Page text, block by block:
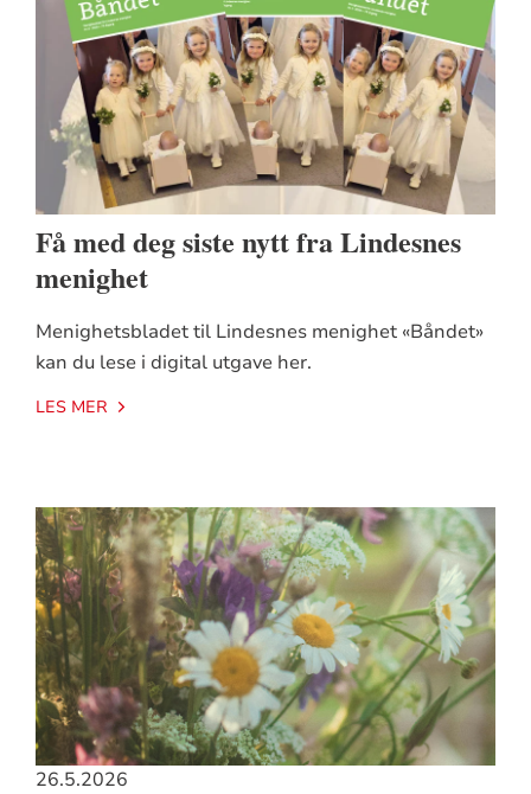
Få med deg siste nytt fra Lindesnes
menighet
Menighetsbladet til Lindesnes menighet «Båndet»
kan du lese i digital utgave her.
LES MER
26.5.2026